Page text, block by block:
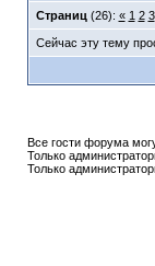
Страниц (26): « 1 2 3
Сейчас эту тему
Все гости форума
Только
Только